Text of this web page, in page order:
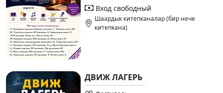
Вход свободный
Шаардык китепканалар (бир нече
китепкана)
ДВИЖ ЛАГЕРЬ